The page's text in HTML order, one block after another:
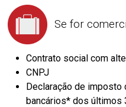
Se for
Contrato social com
CNPJ
Declaração de imposto
bancários* dos últimos